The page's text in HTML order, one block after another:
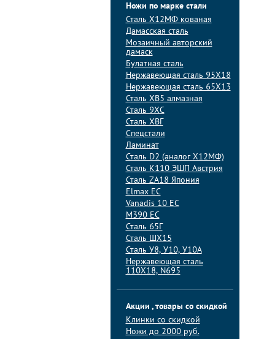
Ножи по марке стали
Сталь Х12МФ кованая
Дамасская сталь
Мозаичный авторский
дамаск
Булатная сталь
Нержавеющая сталь 95Х18
Нержавеющая сталь 65Х13
Сталь ХВ5 алмазная
Сталь 9ХС
Сталь ХВГ
Спецстали
Ламинат
Сталь D2 (аналог Х12МФ)
Сталь K110 ЭШП Австрия
Сталь ZA18 Япония
Elmax ЕС
Vanadis 10 ЕС
M390 ЕС
Сталь 65Г
Сталь ШХ15
Сталь У8, У10, У10А
Нержавеющая сталь
110Х18, N695
Акции , товары со скидкой
Клинки со скидкой
Ножи до 2000 руб.